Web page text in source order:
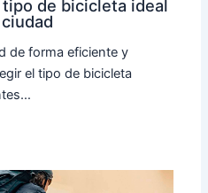
de bicicleta ideal
de forma eficiente y
el tipo de bicicleta